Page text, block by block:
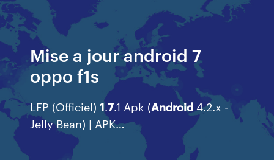
Mise a jour android 7
oppo f1s
LFP (Officiel)1.7.1 Apk (Android 4.2.x -
Jelly Bean) | APK…